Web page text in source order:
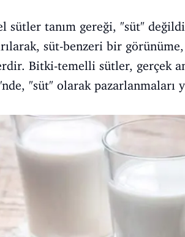
sütler tanım gereği, "süt"
süt-benzeri bir
Bitki-temelli sütler, gerçek
"süt" olarak pazarlanmaları